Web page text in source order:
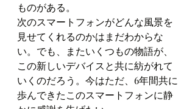
ものがある。
次のスマートフォンがどんな風景を
見せてくれるのかはまだわからな
い。でも、またいくつもの物語が、
この新しいデバイスと共に紡がれて
いくのだろう。今はただ、6年間共に
歩んできたこのスマートフォンに静